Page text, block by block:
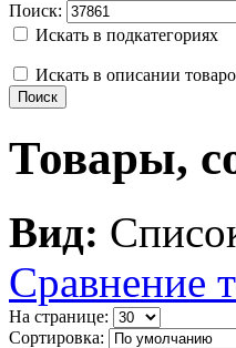
Поиск:
Искать в подкатегориях
Искать в описании
Товары,
Вид:
Сравнение
На странице:
Сортировка: